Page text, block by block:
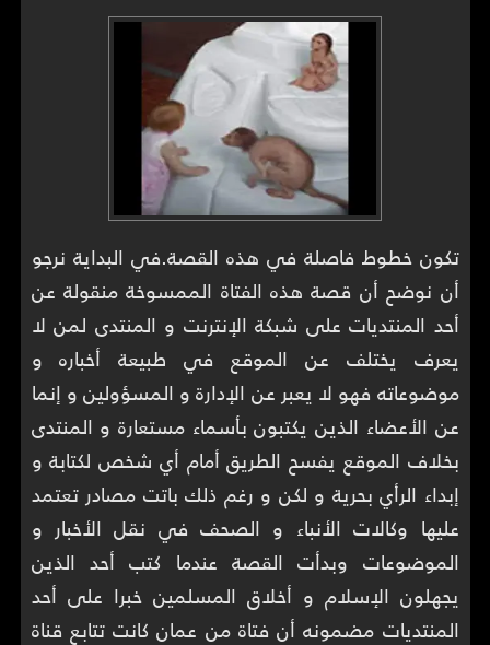
تكون خطوط فاصلة في هذه القصة.في البداية نرجو
أن نوضح أن قصة هذه الفتاة الممسوخة منقولة عن
أحد المنتديات على شبكة الإنترنت و المنتدى لمن لا
يعرف يختلف عن الموقع في طبيعة أخباره و
موضوعاته فهو لا يعبر عن الإدارة و المسؤولين و إنما
عن الأعضاء الذين يكتبون بأسماء مستعارة و المنتدى
بخلاف الموقع يفسح الطريق أمام أي شخص لكتابة و
إبداء الرأي بحرية و لكن و رغم ذلك باتت مصادر تعتمد
عليها وكالات الأنباء و الصحف في نقل الأخبار و
الموضوعات وبدأت القصة عندما كتب أحد الذين
يجهلون الإسلام و أخلاق المسلمين خبرا على أحد
المنتديات مضمونه أن فتاة من عمان كانت تتابع قناة